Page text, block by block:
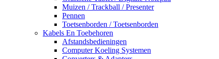
Muizen / Trackball / Presenter
Pennen
Toetsenborden / Toetsenborden
Kabels En Toebehoren
Afstandsbedieningen
Computer Koeling Systemen